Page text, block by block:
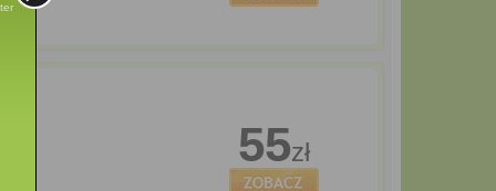
55zł